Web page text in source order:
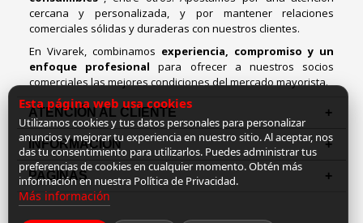
cercana y personalizada, y por mantener relaciones
comerciales sólidas y duraderas con nuestros clientes.
En Vivarek, combinamos experiencia, compromiso y un
enfoque profesionalpara ofrecer a nuestros socios
comerciales las mejores condiciones del mercado mayorista.
ATENCIÓN AL CLIENTE
INFORMACION
PAGINAS
Esta página web usa cookies
Utilizamos cookies y tus datos personales para personalizar
anuncios y mejorar tu experiencia en nuestro sitio. Al aceptar, nos
das tu consentimiento para utilizarlos. Puedes administrar tus
preferencias de cookies en cualquier momento. Obtén más
información en nuestra Política de Privacidad.
Más información